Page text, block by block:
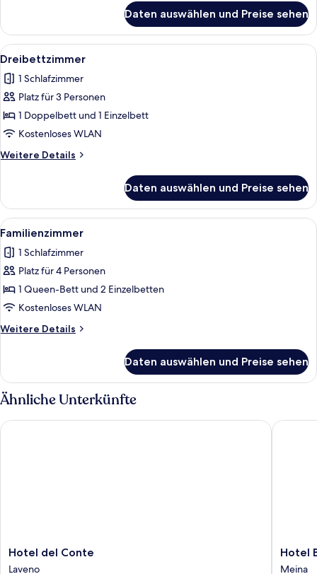
oder
Zweibettzimmer,
Seeblick
Daten auswählen und Preise sehen
Alle
Fotos
für
Dreibettzimmer
anzeigen
Ein modernes Schlafzimmer mit
2
Dreibettzimmer
1 Schlafzimmer
Platz für 3 Personen
1 Doppelbett und 1 Einzelbett
Kostenloses WLAN
Weitere Details
Weitere
Daten auswählen und Preise sehen
Alle
Fotos
für
Familienzimmer
anzeigen
Ein Schlafzimmer mit Bett,
1
Familienzimmer
1 Schlafzimmer
Platz für 4 Personen
1 Queen-Bett und 2 Einzelbetten
Kostenloses WLAN
Weitere Details
Weitere
Daten auswählen und Preise sehen
Ähnliche Unterkünfte
Hotel
del
Hotel del Conte
Laveno
Hotel del Conte
Hotel
Bel
Hotel
Meina
Hotel